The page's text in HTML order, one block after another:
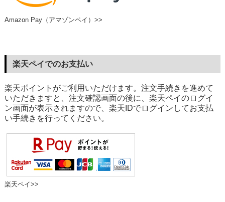
Amazon Pay（アマゾンペイ）>>
楽天ペイでのお支払い
楽天ポイントがご利用いただけます。注文手続きを進めて
いただきますと、注文確認画面の後に、楽天ペイのログイ
ン画面が表示されますので、楽天IDでログインしてお支払
い手続きを行ってください。
楽天ペイ>>